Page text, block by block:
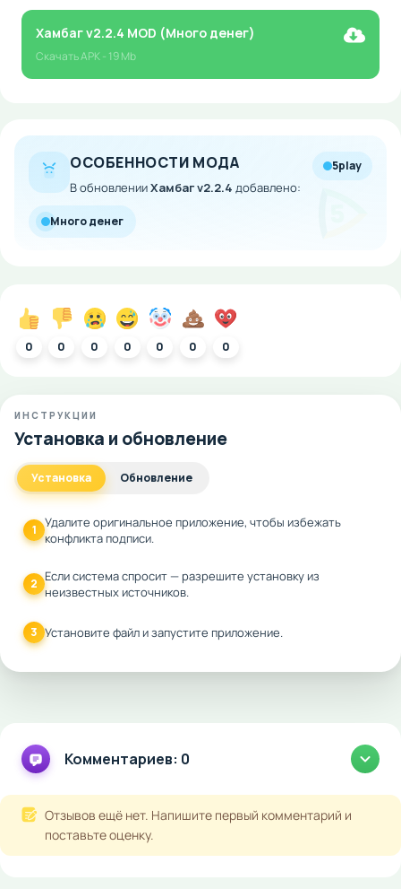
Хамбаг v2.2.4 MOD (Много денег)
СкачатьAPK- 19 Mb
ОСОБЕННОСТИ МОДА
В обновленииХамбаг v2.2.4 добавлено:
5play
Много денег
0 0 0 0 0 0 0
ИНСТРУКЦИИ
Установка и обновление
Установка Обновление
1 Удалите оригинальное приложение, чтобы избежать
конфликта подписи.
2 Если система спросит — разрешите установку из
неизвестных источников.
3 Установите файл и запустите приложение.
Комментариев: 0
Отзывов ещё нет. Напишите первый комментарий и
поставьте оценку.